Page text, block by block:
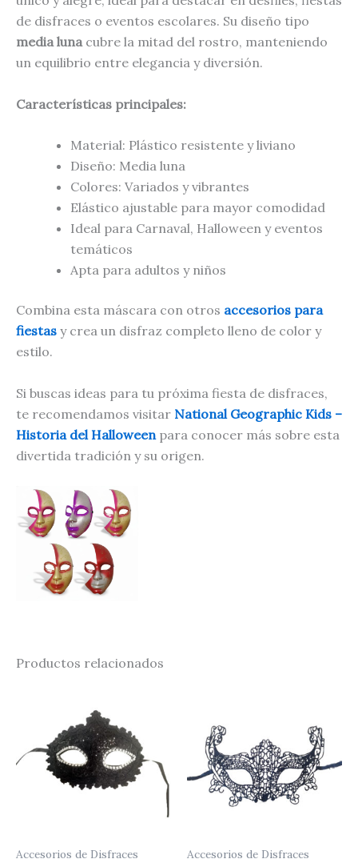
de disfraces o eventos escolares. Su diseño tipo
media luna cubre la mitad del rostro, manteniendo
un equilibrio entre elegancia y diversión.
Características principales:
Material: Plástico resistente y liviano
Diseño: Media luna
Colores: Variados y vibrantes
Elástico ajustable para mayor comodidad
Ideal para Carnaval, Halloween y eventos
temáticos
Apta para adultos y niños
Combina esta máscara con otros accesorios para
fiestas y crea un disfraz completo lleno de color y
estilo.
Si buscas ideas para tu próxima fiesta de disfraces,
te recomendamos visitar National Geographic Kids –
Historia del Halloween para conocer más sobre esta
divertida tradición y su origen.
Productos relacionados
Accesorios de Disfraces Accesorios de Disfraces